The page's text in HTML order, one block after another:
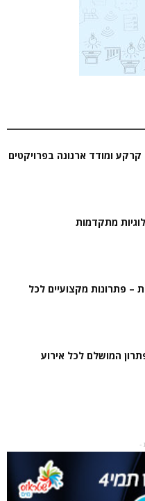
ומודד ארנונה בפרויקטים
מתקדמות
– פתרונות מקצועיים לכל
המושלם לכל אירוע
-